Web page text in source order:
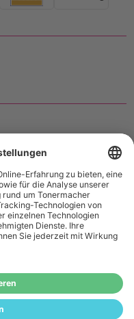
Befindet sich ein Warenwert
in Ihrem Warenkorb, ist der
richtet sich